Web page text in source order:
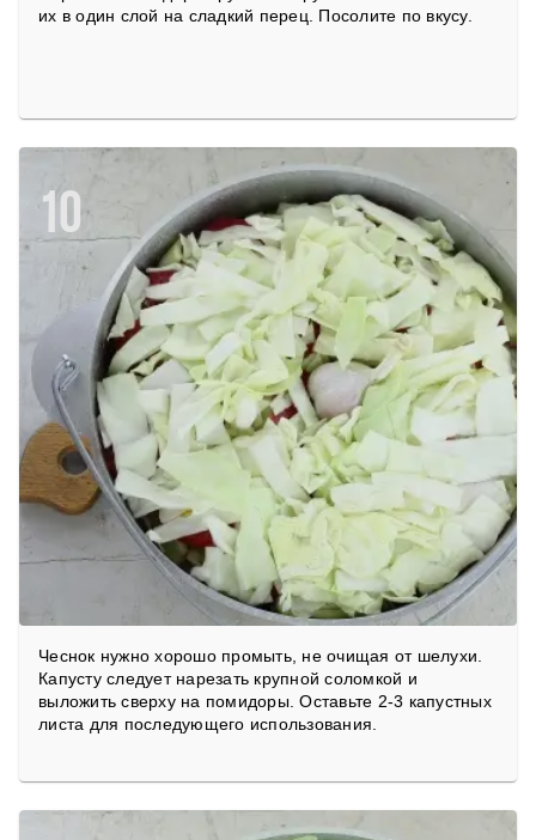
их в один слой на сладкий перец. Посолите по вкусу.
10
Чеснок нужно хорошо промыть, не очищая от шелухи.
Капусту следует нарезать крупной соломкой и
выложить сверху на помидоры. Оставьте 2-3 капустных
листа для последующего использования.